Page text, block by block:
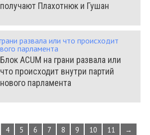
получают Плахотнюк и Гушан
Блок ACUM на грани развала или
что происходит внутри партий
нового парламента
4 5 6 7 8 9 10 11
→